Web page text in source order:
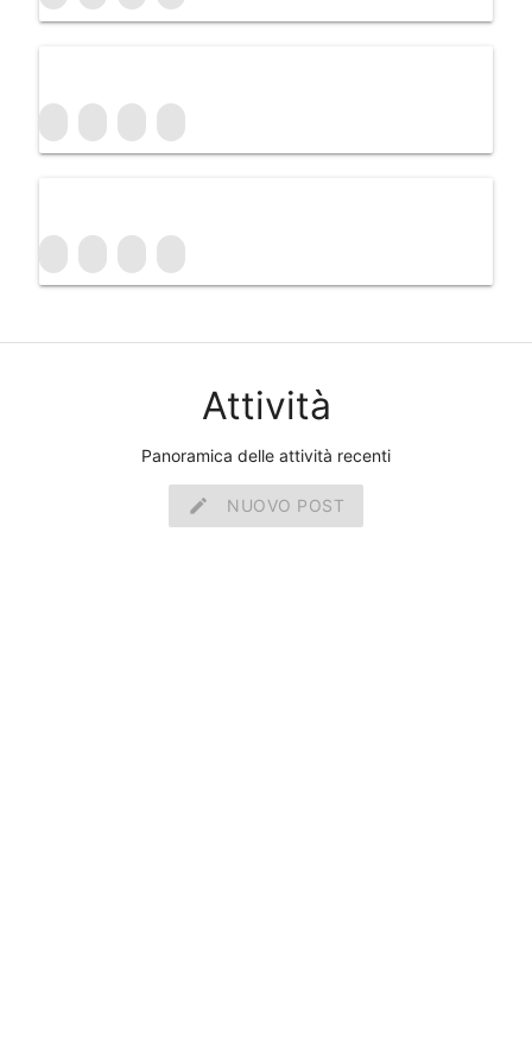
Attività
Panoramica delle attività recenti
create NUOVO POST